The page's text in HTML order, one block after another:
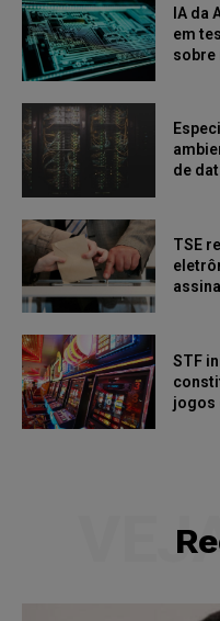
IA da
em
sobre
de
TSE
STF
jogos